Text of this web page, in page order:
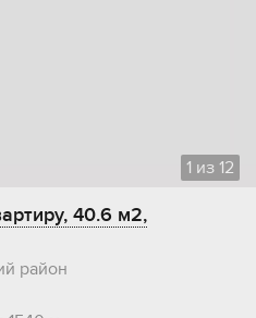
1 из 12
40.6 м2,
район